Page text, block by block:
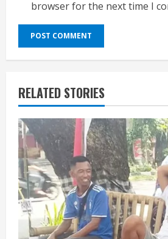
browser for the next time I
RELATED STORIES